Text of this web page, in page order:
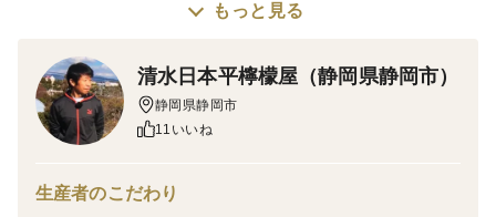
日本平ソーラーレモン®璃の香は、清水区生まれのレモ
が多くまろやかな酸味が特徴のレモンです。
ワックス·防腐剤不使用。１個づつ手磨きしておりま
レモンソーダの素は、璃の香を使ってフルーツソースに
もっと見る
清水日本平檸檬屋（静岡県静岡市）
静岡県静岡市
11いいね
生産者のこだわり